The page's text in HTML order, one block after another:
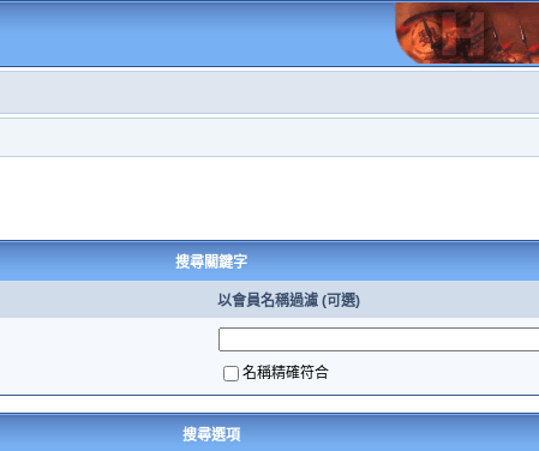
搜尋關鍵字
以會員名稱過濾 (可選)
名稱精確符合
搜尋選項